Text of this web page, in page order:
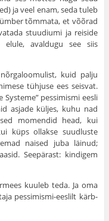
ja veel enam, seda tuleb
tõmmata, et võõrad
stuudiumi ja reiside
avaldugu see siis
kuid palju
tühjuse ees seisvat.
Systeme” pessimismi eesli
asjade küljes, kuhu nad
momendid head, kui
küps ollakse suudluste
naised juba läinud;
Seepärast: kindigem
kuuleb teda. Ja oma
pessimismi-eeslilt kärb­